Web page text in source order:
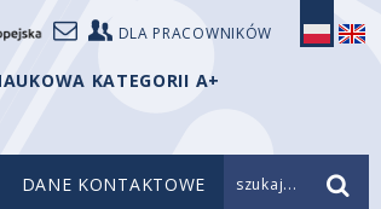
DLA PRACOWNIKÓW
KATEGORII A+
DANE KONTAKTOWE szukaj...